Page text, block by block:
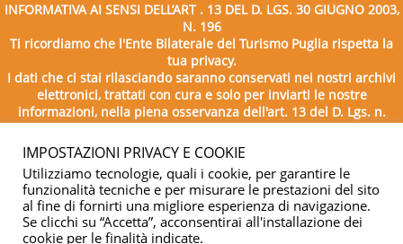
INFORMATIVA AI SENSI DELL’ART . 13 DEL D. LGS. 30 GIUGNO 2003,
N. 196
Ti ricordiamo che l'Ente Bilaterale del Turismo Puglia rispetta la
tua privacy.
I dati che ci stai rilasciando saranno conservati nei nostri archivi
elettronici, trattati con cura e solo per inviarti le nostre
informazioni, nella piena osservanza dell'art. 13 del D. Lgs. n.
196/2003.
IMPOSTAZIONI PRIVACY E COOKIE
Utilizziamo tecnologie, quali i cookie, per garantire le
funzionalità tecniche e per misurare le prestazioni del sito
al fine di fornirti una migliore esperienza di navigazione.
Se clicchi su “Accetta”, acconsentirai all'installazione dei
cookie per le finalità indicate.